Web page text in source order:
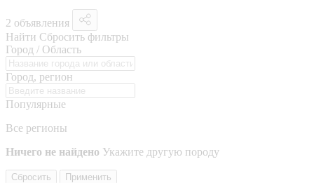
2 объявления
Найти Сбросить фильтры
Город / Область
Город, регион
Популярные
Все регионы
Ничего не найдено Укажите другую породу
Сбросить Применить